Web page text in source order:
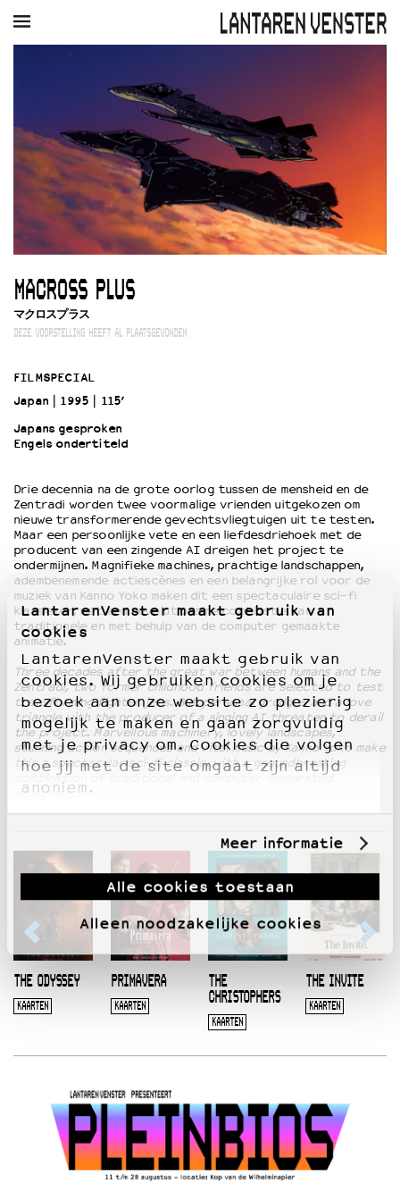
LantarenVenster maakt gebruik van
cookies
LantarenVenster maakt gebruik van
cookies. Wij gebruiken cookies om je
bezoek aan onze website zo plezierig
mogelijk te maken en gaan zorgvuldig
met je privacy om. Cookies die volgen
hoe jij met de site omgaat zijn altijd
anoniem.
Meer informatie
Alle cookies toestaan
Alleen noodzakelijke cookies
PLAN JE BEZOEK
Openingstijden & contact
Bereikbaarheid
Kaartverkoop
EDUCATIE
Schoolvoorstellingen
Filmprogramma’s Primair Onderwijs
Speciale educatieprogramma’s
OVER LANTARENVENSTER
Werken bij
Wie is wie
Word vriend
Historie
Partners
Huisregels
Privacyverklaring
Integriteits- en gedragscode
Duurzaamheid
Culturele boycot Israël
Ruimte voor artistieke vrijheid – VNPF
MACROSS PLUS
マクロスプラス
DEZE VOORSTELLING HEEFT AL PLAATSGEVONDEN
FILMSPECIAL
Japan
1995
115’
Japans gesproken
Engels ondertiteld
Drie decennia na de grote oorlog tussen de mensheid en de
Zentradi worden twee voormalige vrienden uitgekozen om
nieuwe transformerende gevechtsvliegtuigen uit te testen.
Maar een persoonlijke vete en een liefdesdriehoek met de
producent van een zingende AI dreigen het project te
ondermijnen. Magnifieke machines, prachtige landschappen,
adembenemende actiescènes en een belangrijke rol voor de
muziek van Kanno Yoko maken dit een spectaculaire sci-fi
klassieker, met een revolutionaire combinatie van
traditionele en met behulp van de computer gemaakte
animatie.
Three decades after the great war between humans and the
Zentradi, two former childhood friends are selected to test
transforming fighter jets. But personal grudges and a love
triangle with the producer of a singing AI threaten to derail
the project. Marvellous machinery, lovely landscapes,
stunning action sequences and vital music by Kanno Yoko make
this a spectacular sci-fi classic, with a groundbreaking
combination of traditional and computer-generated
animation.
THE ODYSSEY
KAARTEN
PRIMAVERA
KAARTEN
THE
CHRISTOPHERS
KAARTEN
THE INVITE
KAARTEN